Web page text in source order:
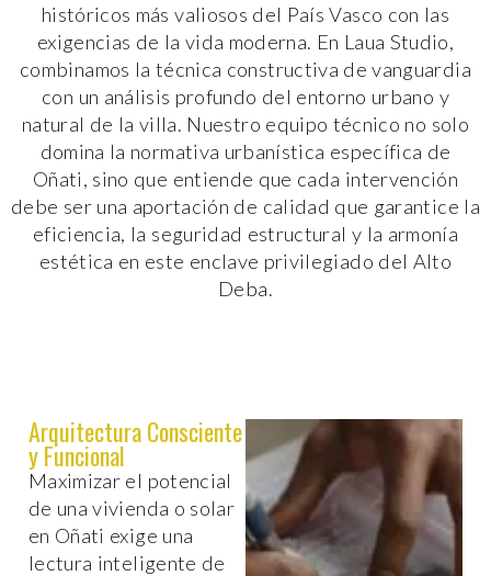
históricos más valiosos del País Vasco con las
exigencias de la vida moderna. En Laua Studio,
combinamos la técnica constructiva de vanguardia
con un análisis profundo del entorno urbano y
natural de la villa. Nuestro equipo técnico no solo
domina la normativa urbanística específica de
Oñati, sino que entiende que cada intervención
debe ser una aportación de calidad que garantice la
eficiencia, la seguridad estructural y la armonía
estética en este enclave privilegiado del Alto
Deba.
Arquitectura Consciente
y Funcional
Maximizar el potencial
de una vivienda o solar
en Oñati exige una
lectura inteligente de